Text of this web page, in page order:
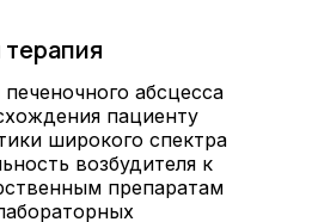
абсцесса
пациенту
широкого спектра
возбудителя к
препаратам